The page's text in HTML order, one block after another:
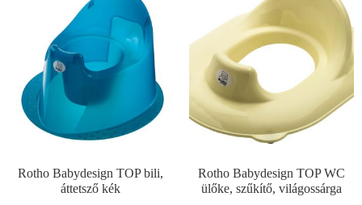
Rotho Babydesign TOP bili,
áttetsző kék
Rotho Babydesign TOP WC
ülőke, szűkítő, világossárga